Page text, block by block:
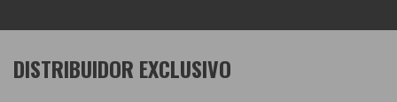
DISTRIBUIDOR EXCLUSIVO